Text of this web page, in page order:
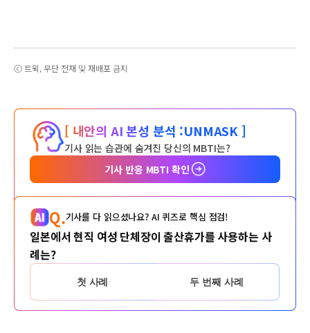
ⓒ 트윅, 무단 전재 및 재배포 금지
[ 내안의 AI 본성 분석 :UNMASK ]
기사 읽는 습관에 숨겨진 당신의 MBTI는?
기사 반응 MBTI 확인
Q.기사를 다 읽으셨나요? AI 퀴즈로 핵심 점검!
일본에서 현직 여성 단체장이 출산휴가를 사용하는 사
례는?
첫 사례 두 번째 사례